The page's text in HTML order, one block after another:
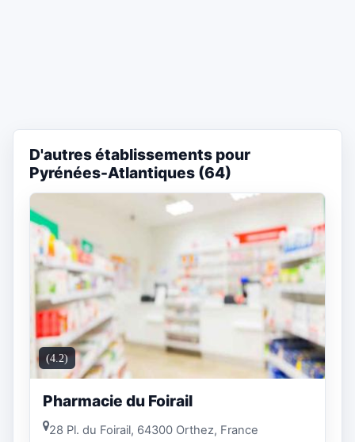
D'autres établissements pour
Pyrénées-Atlantiques (64)
(4.2)
Pharmacie du Foirail
28 Pl. du Foirail, 64300 Orthez, France